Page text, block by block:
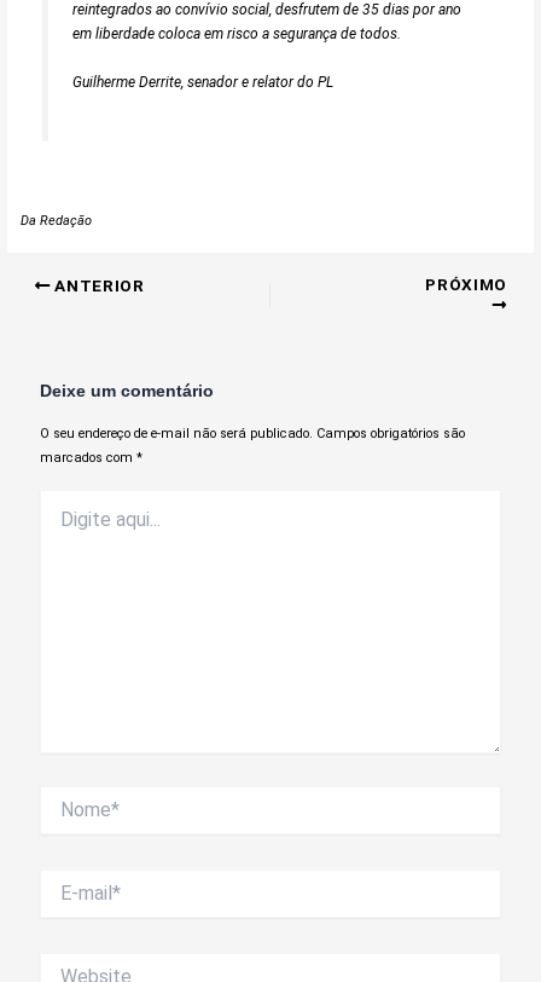
reintegrados ao convívio social, desfrutem de 35 dias por ano
em liberdade coloca em risco a segurança de todos.
Guilherme Derrite, senador e relator do PL
Da Redação
ANTERIOR PRÓXIMO
Deixe um comentário
O seu endereço de e-mail não será publicado. Campos obrigatórios são
marcados com*
aqui...
mail*